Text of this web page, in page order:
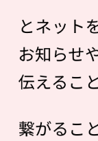
とネット
お知らせ
伝えるこ
繋がるこ